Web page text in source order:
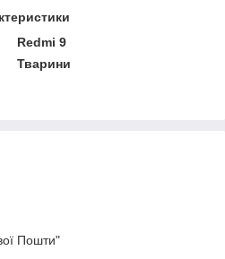
Redmi 9
Тварини
Пошти"